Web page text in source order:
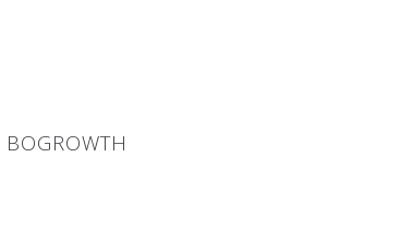
BOGROWTH